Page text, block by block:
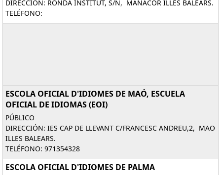
DIRECCIÓN: RONDA INSTITUT, S/N, MANACOR ILLES BALEARS.
TELÉFONO:
ESCOLA OFICIAL D'IDIOMES DE MAÓ, ESCUELA
OFICIAL DE IDIOMAS (EOI)
PÚBLICO
DIRECCIÓN: IES CAP DE LLEVANT C/FRANCESC ANDREU,2, MAO
ILLES BALEARS.
TELÉFONO: 971354328
ESCOLA OFICIAL D'IDIOMES DE PALMA